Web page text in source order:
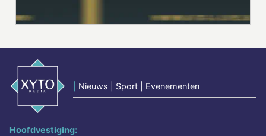
Nieuws | Sport | Evenementen
Hoofdvestiging: